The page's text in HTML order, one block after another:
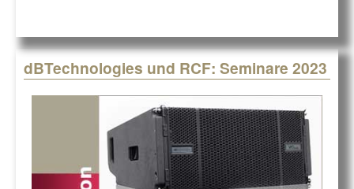
dBTechnologies und RCF: Seminare 2023